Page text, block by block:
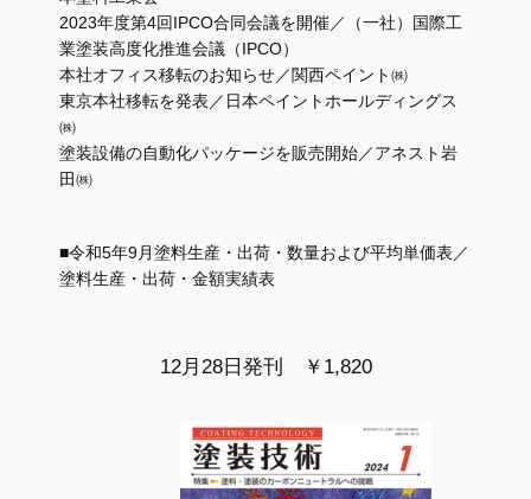
2023年度第4回IPCO合同会議を開催／（一社）国際工
業塗装高度化推進会議（IPCO）
本社オフィス移転のお知らせ／関西ペイント㈱
東京本社移転を発表／日本ペイントホールディングス
㈱
塗装設備の自動化パッケージを販売開始／アネスト岩
田㈱
■令和5年9月塗料生産・出荷・数量および平均単価表／
塗料生産・出荷・金額実績表
12月28日発刊 ￥1,820